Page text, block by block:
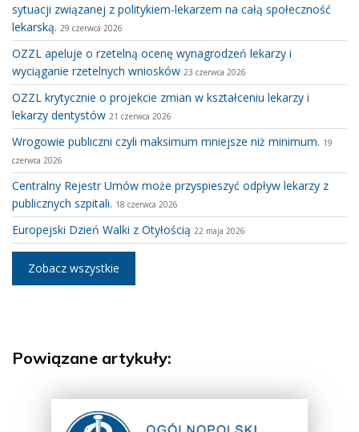
sytuacji związanej z politykiem-lekarzem na całą społeczność
lekarską. 29 czerwca 2026
OZZL apeluje o rzetelną ocenę wynagrodzeń lekarzy i
wyciąganie rzetelnych wniosków 23 czerwca 2026
OZZL krytycznie o projekcie zmian w kształceniu lekarzy i
lekarzy dentystów 21 czerwca 2026
Wrogowie publiczni czyli maksimum mniejsze niż minimum. 19
czerwca 2026
Centralny Rejestr Umów może przyspieszyć odpływ lekarzy z
publicznych szpitali. 18 czerwca 2026
Europejski Dzień Walki z Otyłością 22 maja 2026
Zobacz wszystkie
Powiązane artykuły: